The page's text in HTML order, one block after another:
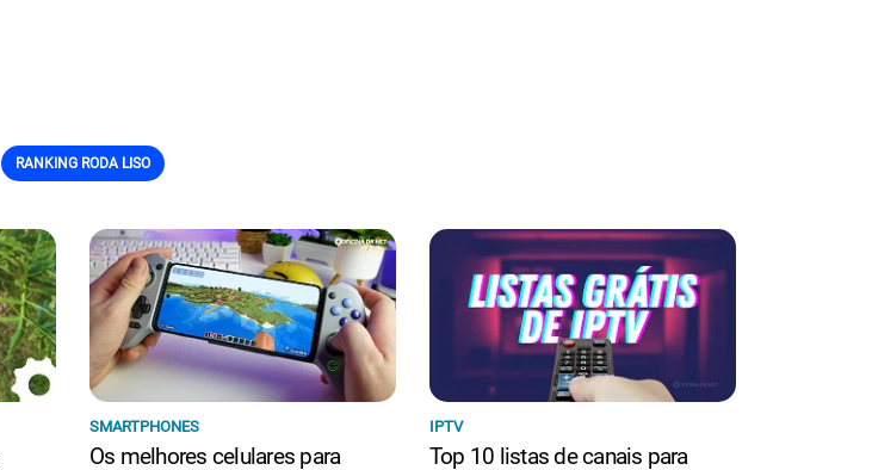
RANKING RODA LISO
SMARTPHONES
Os melhores celulares para
IPTV
Top 10 listas de canais para